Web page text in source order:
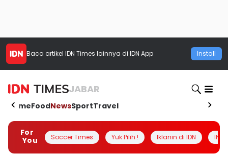
Baca artikel IDN Times lainnya di IDN App Install
JABAR
HomeFoodNewsSportTravel
For
You
Soccer Times Yuk Pilih ! Iklanin di IDN